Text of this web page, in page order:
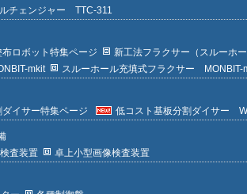
チェンジャー TTC-311
ロボット特集ページ
新工法フラクサー（スルーホ
mkit
スルーホール充填式フラクサー MONBIT-
イサー特集ページ
低コスト基板分割ダイサー
査装置
卓上小型画像検査装置